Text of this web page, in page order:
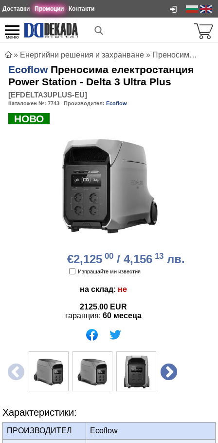
Доставки Промоции Контакти
меню
» Енергийни решения и захранване » Преносими електростанции
EcoflowПреносима електростанция
Power Station - Delta 3 Ultra Plus
[EFDELTA3UPLUS-EU]
Каталожен №: 7743 Производител: Ecoflow
НОВО
€2,125 00/ 4,156 13лв.
Изпращайте ми известия
на склад: не
2125.00 EUR
гаранция: 60 месеца
Характеристики:
ПРОИЗВОДИТЕЛ Ecoflow